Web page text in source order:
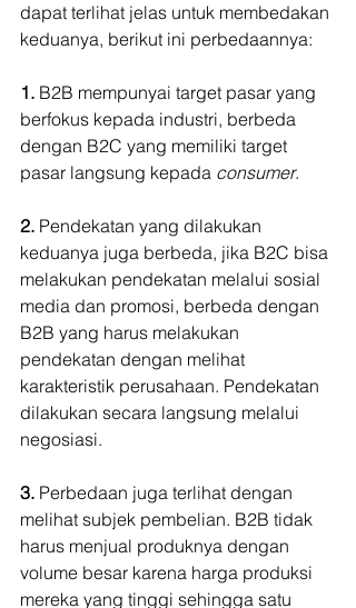
dapat terlihat jelas untuk membedakan
keduanya, berikut ini perbedaannya:
1. B2B mempunyai target pasar yang
berfokus kepada industri, berbeda
dengan B2C yang memiliki target
pasar langsung kepada consumer.
2. Pendekatan yang dilakukan
keduanya juga berbeda, jika B2C bisa
melakukan pendekatan melalui sosial
media dan promosi, berbeda dengan
B2B yang harus melakukan
pendekatan dengan melihat
karakteristik perusahaan. Pendekatan
dilakukan secara langsung melalui
negosiasi.
3. Perbedaan juga terlihat dengan
melihat subjek pembelian. B2B tidak
harus menjual produknya dengan
volume besar karena harga produksi
mereka yang tinggi sehingga satu